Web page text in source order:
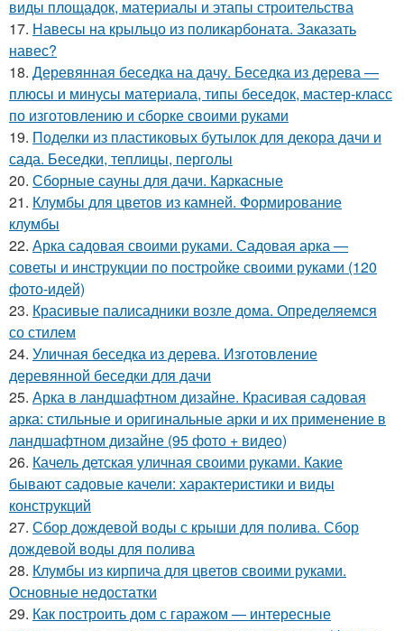
виды площадок, материалы и этапы строительства
17. Навесы на крыльцо из поликарбоната. Заказать
навес?
18. Деревянная беседка на дачу. Беседка из дерева —
плюсы и минусы материала, типы беседок, мастер-класс
по изготовлению и сборке своими руками
19. Поделки из пластиковых бутылок для декора дачи и
сада. Беседки, теплицы, перголы
20. Сборные сауны для дачи. Каркасные
21. Клумбы для цветов из камней. Формирование
клумбы
22. Арка садовая своими руками. Садовая арка —
советы и инструкции по постройке своими руками (120
фото-идей)
23. Красивые палисадники возле дома. Определяемся
со стилем
24. Уличная беседка из дерева. Изготовление
деревянной беседки для дачи
25. Арка в ландшафтном дизайне. Красивая садовая
арка: стильные и оригинальные арки и их применение в
ландшафтном дизайне (95 фото + видео)
26. Качель детская уличная своими руками. Какие
бывают садовые качели: характеристики и виды
конструкций
27. Сбор дождевой воды с крыши для полива. Сбор
дождевой воды для полива
28. Клумбы из кирпича для цветов своими руками.
Основные недостатки
29. Как построить дом с гаражом — интересные